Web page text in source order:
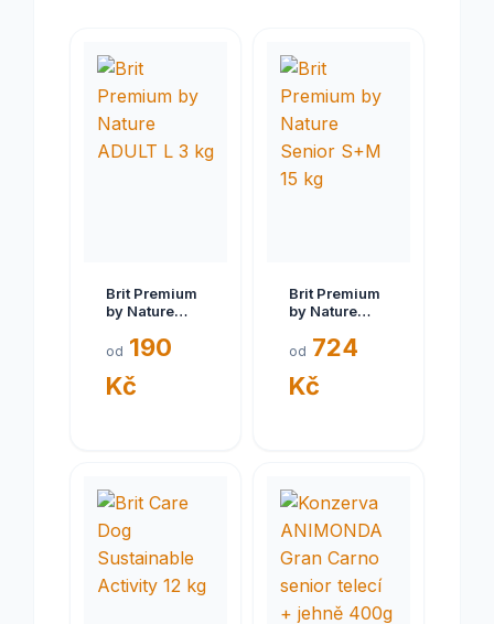
Brit Premium
by Nature
od 190
Kč
Brit Premium
by Nature
15 kg
od 724
Kč